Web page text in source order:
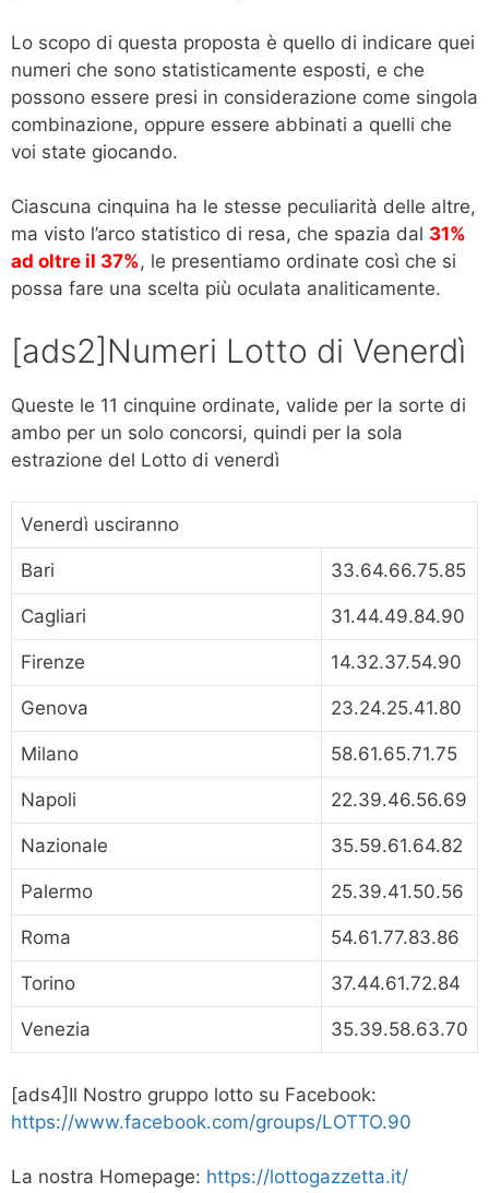
Lo scopo di questa proposta è quello di indicare quei
numeri che sono statisticamente esposti, e che
possono essere presi in considerazione come singola
combinazione, oppure essere abbinati a quelli che
voi state giocando.
Ciascuna cinquina ha le stesse peculiarità delle altre,
ma visto l’arco statistico di resa, che spazia dal 31%
ad oltre il 37%, le presentiamo ordinate così che si
possa fare una scelta più oculata analiticamente.
[ads2]Numeri Lotto di Venerdì
Queste le 11 cinquine ordinate, valide per la sorte di
ambo per un solo concorsi, quindi per la sola
estrazione del Lotto di venerdì
Venerdì usciranno
Bari 33.64.66.75.85
Cagliari 31.44.49.84.90
Firenze 14.32.37.54.90
Genova 23.24.25.41.80
Milano 58.61.65.71.75
Napoli 22.39.46.56.69
Nazionale 35.59.61.64.82
Palermo 25.39.41.50.56
Roma 54.61.77.83.86
Torino 37.44.61.72.84
Venezia 35.39.58.63.70
[ads4]Il Nostro gruppo lotto su Facebook:
https://www.facebook.com/groups/LOTTO.90
La nostra Homepage: https://lottogazzetta.it/